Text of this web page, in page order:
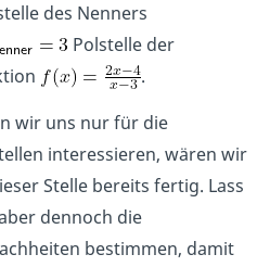
des Nenners
Polstelle der
.
wir uns nur für die
interessieren, wären wir
Stelle bereits fertig. Lass
dennoch die
bestimmen, damit